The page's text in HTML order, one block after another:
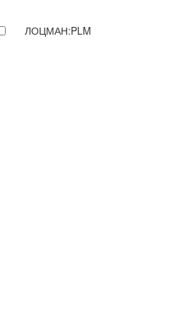
ЛОЦМАН:PLM